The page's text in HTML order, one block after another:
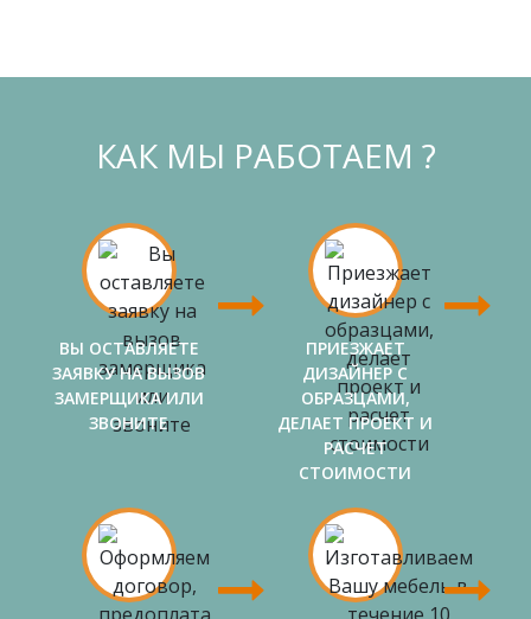
КАК МЫ РАБОТАЕМ ?
ВЫ ОСТАВЛЯЕТЕ
ЗАЯВКУ НА ВЫЗОВ
ЗАМЕРЩИКА ИЛИ
ЗВОНИТЕ
ПРИЕЗЖАЕТ
ДИЗАЙНЕР С
ОБРАЗЦАМИ,
ДЕЛАЕТ ПРОЕКТ И
РАСЧЕТ
СТОИМОСТИ